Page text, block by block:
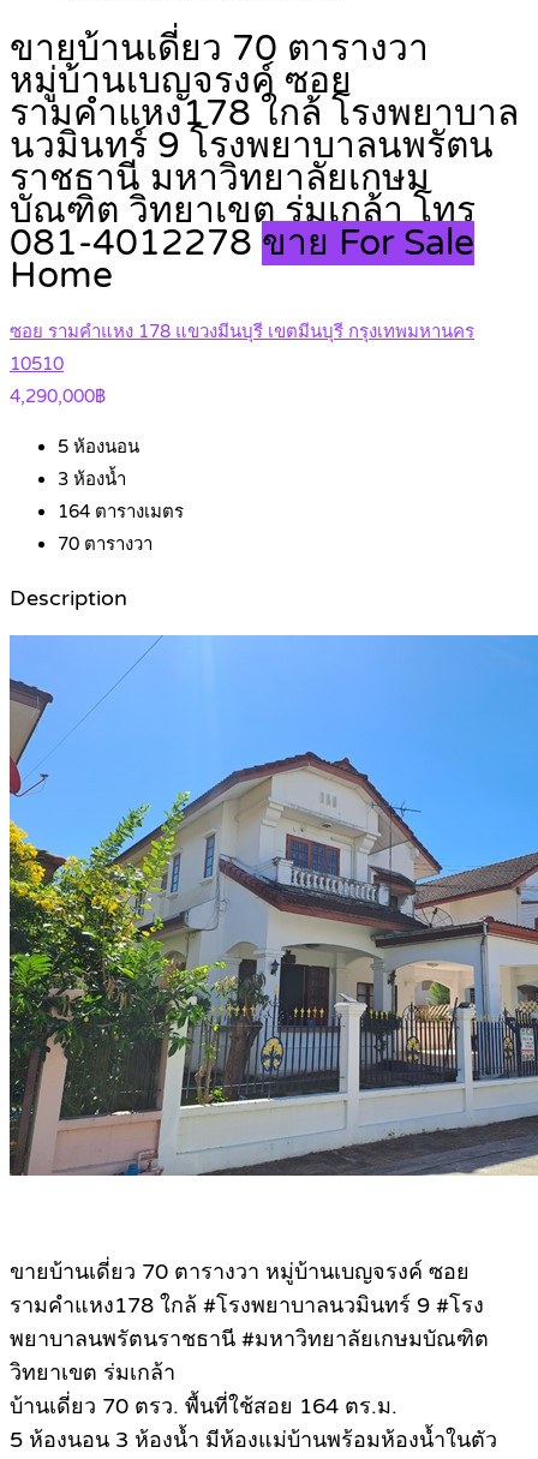
ขายบ้านเดี่ยว 70 ตารางวา
หมู่บ้านเบญจรงค์ ซอย
รามคำแหง178 ใกล้ โรงพยาบาล
นวมินทร์ 9 โรงพยาบาลนพรัตน
ราชธานี มหาวิทยาลัยเกษม
บัณฑิต วิทยาเขต ร่มเกล้า โทร
081-4012278 ขาย For Sale
Home
ซอย รามคำแหง 178 แขวงมีนบุรี เขตมีนบุรี กรุงเทพมหานคร
10510
4,290,000฿
5 ห้องนอน
3 ห้องน้ำ
164 ตารางเมตร
70 ตารางวา
Description
ขายบ้านเดี่ยว 70 ตารางวา หมู่บ้านเบญจรงค์ ซอย
รามคำแหง178 ใกล้ #โรงพยาบาลนวมินทร์ 9 #โรง
พยาบาลนพรัตนราชธานี #มหาวิทยาลัยเกษมบัณฑิต
วิทยาเขต ร่มเกล้า
บ้านเดี่ยว 70 ตรว. พื้นที่ใช้สอย 164 ตร.ม.
5 ห้องนอน 3 ห้องน้ำ มีห้องแม่บ้านพร้อมห้องน้ำในตัว